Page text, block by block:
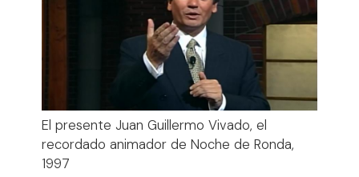
El presente Juan Guillermo Vivado, el
recordado animador de Noche de Ronda,
1997